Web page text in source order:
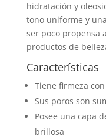
hidratación y
tono uniforme y
ser poco propensa
productos de
Características
Tiene firmeza
Sus poros son
Posee una capa
brillosa